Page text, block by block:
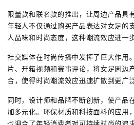
限量款和联名款的推出，让周边产品具
年轻人不仅通过购买产品表达对女足的
人品味和时尚态度，这种潮流效应进一
社交媒体在时尚传播中发挥了巨大作用
片、开箱视频和赛事评论，将女足周边
合，使得时尚潮流效应迅速扩散到更广
同时，设计师和品牌不断创新，使产品
加多元化。环保材质和科技面料的应用